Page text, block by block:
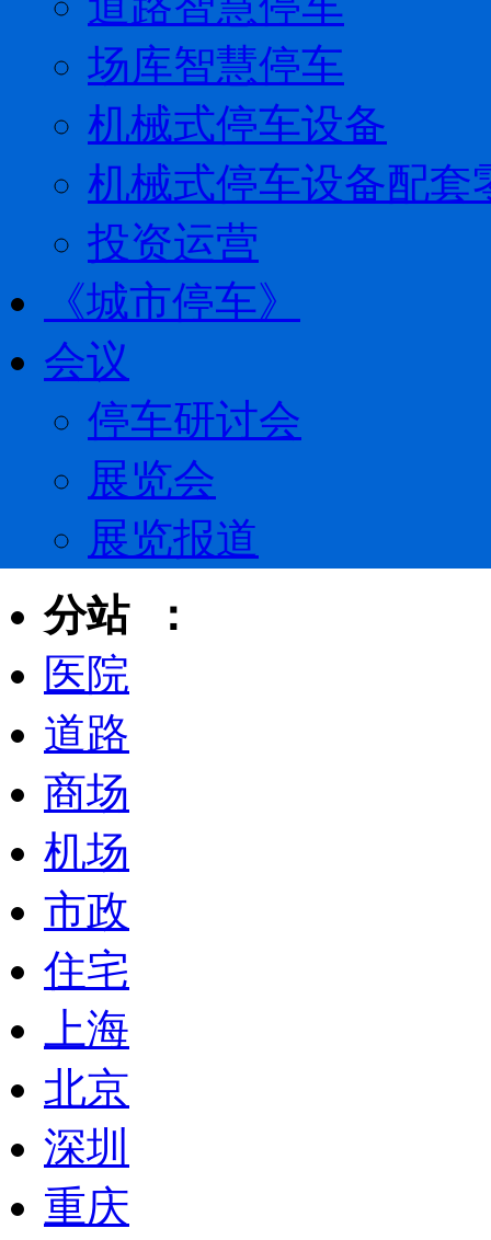
场库智慧停车
机械式停车设备
机械式停车设备配套
投资运营
《城市停车》
会议
停车研讨会
展览会
展览报道
分站 ：
医院
道路
商场
机场
市政
住宅
上海
北京
深圳
重庆